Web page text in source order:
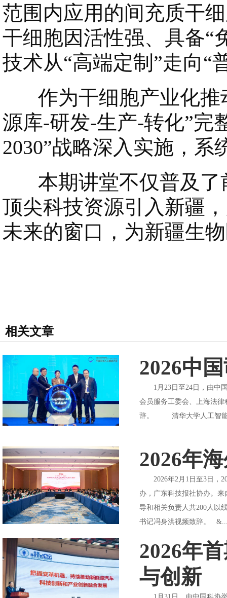
范围内应用的间充质干
干细胞因活性强、具备“
技术从“高端定制”走向“
作为干细胞产业化推
源库-研发-生产-转化”完
2030”战略深入实施，
本期讲堂不仅普及了
顶尖科技资源引入新疆
未来的窗口，为新疆生
相关文章
2026中
1月23日至24日，由中国
会员服务工委会、上海法律
辞。 清华大学人工智能
2026年
2026年2月1日至3日，
办，广东科技报社协办。
导和相关负责人共200人以
书记冯身洪视频致辞。
2026年
与创新